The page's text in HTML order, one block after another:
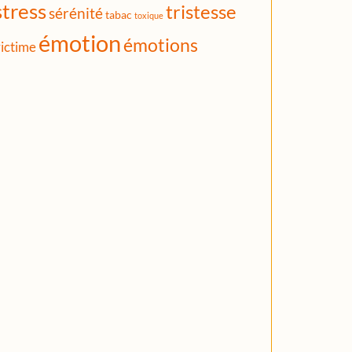
sérénitétabac toxique tristesse
émotionémotions